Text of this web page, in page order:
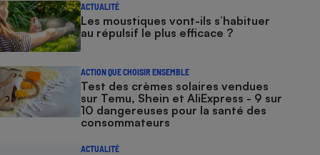
ACTUALITÉ
Les moustiques vont-ils s’habituer
au répulsif le plus efficace ?
ACTION QUE CHOISIR ENSEMBLE
Test des crèmes solaires vendues
sur Temu, Shein et AliExpress - 9 sur
10 dangereuses pour la santé des
consommateurs
ACTUALITÉ